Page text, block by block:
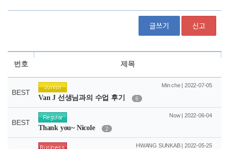
글쓰기 신고